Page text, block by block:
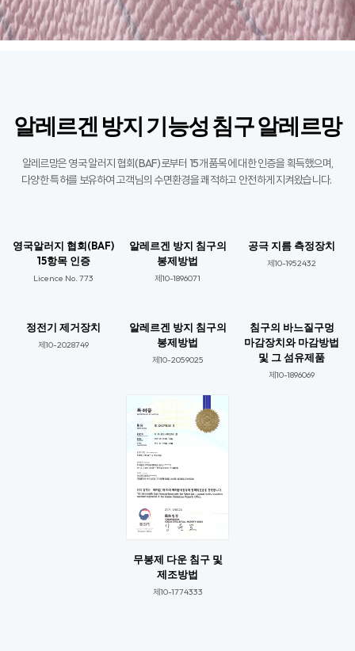
알레르겐 방지 기능성 침구 알레르망
알레르망은 영국 알러지 협회(BAF)로부터 15개 품목에 대한 인증을 획득했으며,
다양한 특허를 보유하여 고객님의 수면환경을 쾌적하고 안전하게 지켜왔습니다. ​
영국알러지 협회(BAF)
15항목 인증
Licence No. 773​
알레르겐 방지 침구의
봉제방법
제10-1896071​
공극 지름 측정장치
제10-1952432
정전기 제거장치
제10-2028749​
알레르겐 방지 침구의
봉제방법
제10-2059025​​
침구의 바느질구멍
마감장치와 마감방법
및 그 섬유제품
제10-1896069​​
무봉제 다운 침구 및
제조방법
제10-1774333​​